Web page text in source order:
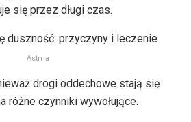
się przez długi czas.
Astma
drogi oddechowe stają się
różne czynniki wywołujące.